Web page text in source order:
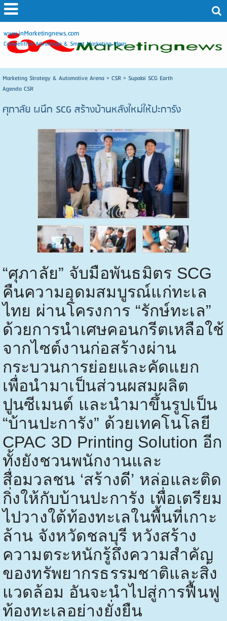
www.inMarketingnews.com
Competitive Advantage & Smart Marketing Ideas
Marketing Strategy & Automotive Arena> CSR> Supalai SCG Earth
Agenda CSR
ศุภาลัย ผนึก SCG สร้างบ้านหลังใหม่ให้ปะการัง
“ศุภาลัย” จับมือพันธมิตร SCG
คืนความอุดมสมบูรณ์แก่ทะเล
ไทย ผ่านโครงการ “รักษ์ทะเล”
ด้วยการนำเศษคอนกรีตเหลือใช้
จากไซต์งานก่อสร้างผ่าน
กระบวนการย่อยและคัดแยก
เพื่อนำมาเป็นส่วนผสมผลิต
ปูนซีเมนต์ และนำมาขึ้นรูปเป็น
“บ้านปะการัง” ด้วยเทคโนโลยี
CPAC 3D Printing Solution อีก
ทั้งยังชวนพนักงานและ
สื่อมวลชน ‘สร้างดี’ หล่อและติด
กิ่งให้กับบ้านปะการัง เพื่อเตรียม
ไปวางใต้ท้องทะเลในพื้นที่เกาะ
ล้าน จังหวัดชลบุรี หวังสร้าง
ความตระหนักรู้ถึงความสำคัญ
ของทรัพยากรธรรมชาติและสิ่ง
แวดล้อม อันจะนำไปสู่การฟื้นฟู
ท้องทะเลอย่างยั่งยืน